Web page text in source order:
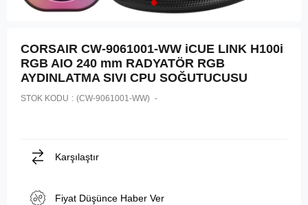
CORSAIR CW-9061001-WW iCUE LINK H100i
RGB AIO 240 mm RADYATÖR RGB
AYDINLATMA SIVI CPU SOĞUTUCUSU
STOK KODU (CW-9061001-WW)
Karşılaştır
Fiyat Düşünce Haber Ver